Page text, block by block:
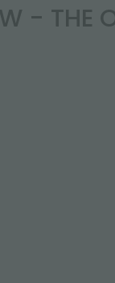
- THE